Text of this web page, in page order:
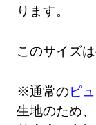
ります。
このサイズ
※通常のピ
生地のため、